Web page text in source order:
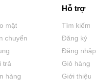
mật
chuyển
trả
hàng
Hỗ trợ
Tìm kiếm
Đăng ký
Đăng nhập
Giỏ hàng
Giới thiệu